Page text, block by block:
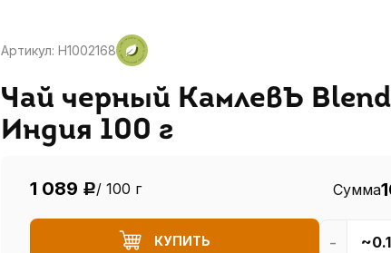
Артикул: H1002168
Чай черный КамлевЪ
Индия 100 г
1 089 Р/ 100 г Сумма
КУПИТЬ -